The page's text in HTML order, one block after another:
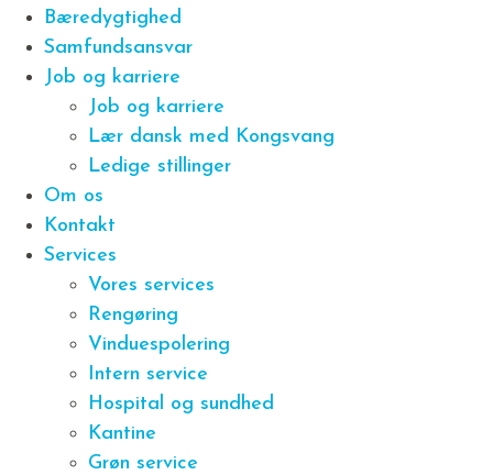
Bæredygtighed
Samfundsansvar
Job og karriere
Job og karriere
Lær dansk med Kongsvang
Ledige stillinger
Om os
Kontakt
Services
Vores services
Rengøring
Vinduespolering
Intern service
Hospital og sundhed
Kantine
Grøn service